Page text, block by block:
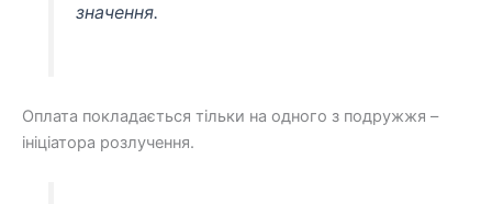
значення.
Оплата покладається тільки на одного з подружжя –
ініціатора розлучення.